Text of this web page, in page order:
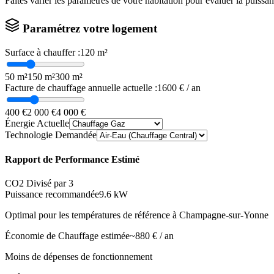
Paramétrez votre logement
Surface à chauffer :120 m²
50 m²150 m²300 m²
Facture de chauffage annuelle actuelle :1600 € / an
400 €2 000 €4 000 €
Énergie Actuelle
Technologie Demandée
Rapport de Performance Estimé
CO2 Divisé par 3
Puissance recommandée9.6 kW
Optimal pour les températures de référence à Champagne-sur-Yonne
Économie de Chauffage estimée~880 € / an
Moins de dépenses de fonctionnement